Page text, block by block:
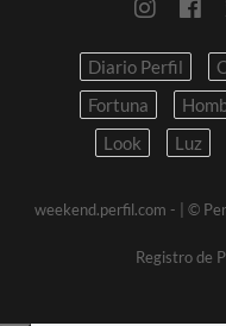
Diario Perfil
Fortuna
Look
Luz
weekend.perfil.com -
| ©
Registro de